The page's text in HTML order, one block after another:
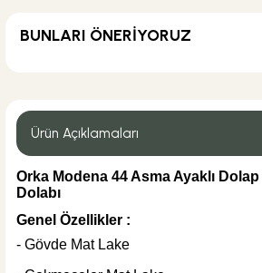
BUNLARI ÖNERİYORUZ
1.920,00 TL
Ürün Açıklamaları
Orka Modena 44 Asma Ayaklı
Dolabı
Genel Özellikler :
- Gövde Mat Lake